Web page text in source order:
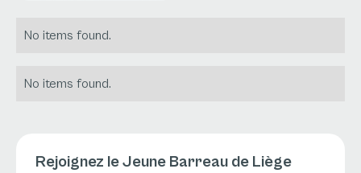
No items found.
No items found.
Rejoignez le Jeune Barreau de Liège